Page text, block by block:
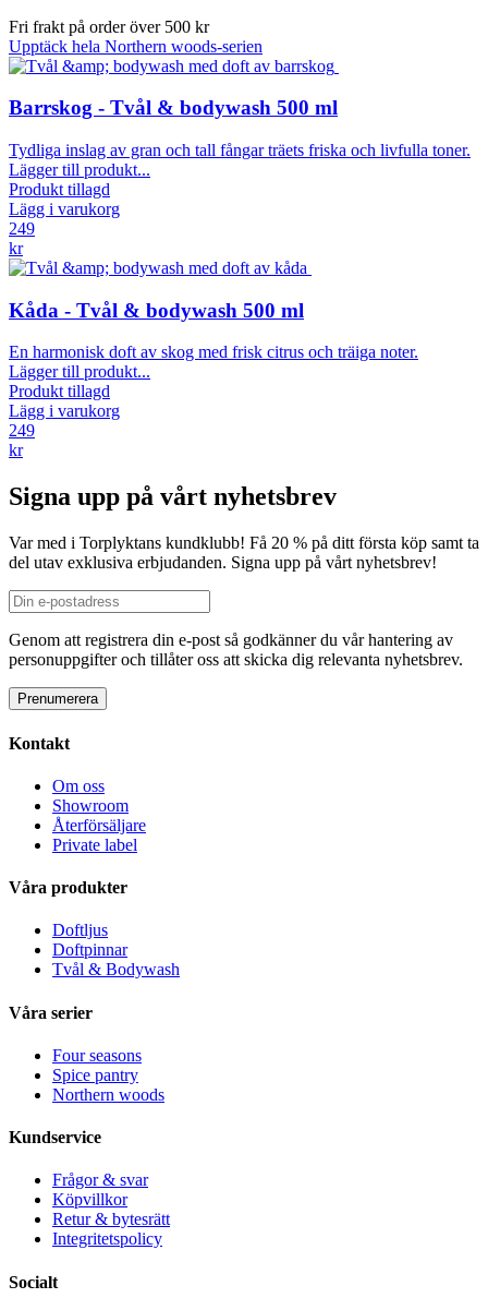
Fri frakt på order över 500 kr
Upptäck hela Northern woods-serien
Barrskog - Tvål & bodywash 500 ml
Tydliga inslag av gran och tall fångar träets friska och livfulla toner.
Lägger till produkt...
Produkt tillagd
Lägg i varukorg
249
kr
Kåda - Tvål & bodywash 500 ml
En harmonisk doft av skog med frisk citrus och träiga noter.
Lägger till produkt...
Produkt tillagd
Lägg i varukorg
249
kr
Signa upp på vårt nyhetsbrev
Var med i Torplyktans kundklubb! Få 20 % på ditt första köp samt ta
del utav exklusiva erbjudanden. Signa upp på vårt nyhetsbrev!
Genom att registrera din e-post så godkänner du vår hantering av
personuppgifter och tillåter oss att skicka dig relevanta nyhetsbrev.
Kontakt
Om oss
Showroom
Återförsäljare
Private label
Våra produkter
Doftljus
Doftpinnar
Tvål & Bodywash
Våra serier
Four seasons
Spice pantry
Northern woods
Kundservice
Frågor & svar
Köpvillkor
Retur & bytesrätt
Integritetspolicy
Socialt